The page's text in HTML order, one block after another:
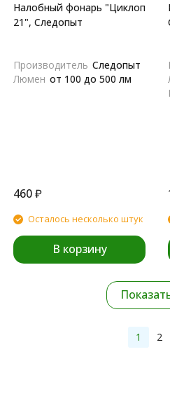
Налобный фонарь "Циклоп
21", Следопыт
Производитель Следопыт
Люмен от 100 до 500 лм
460₽
Осталось несколько штук
В корзину
1 2